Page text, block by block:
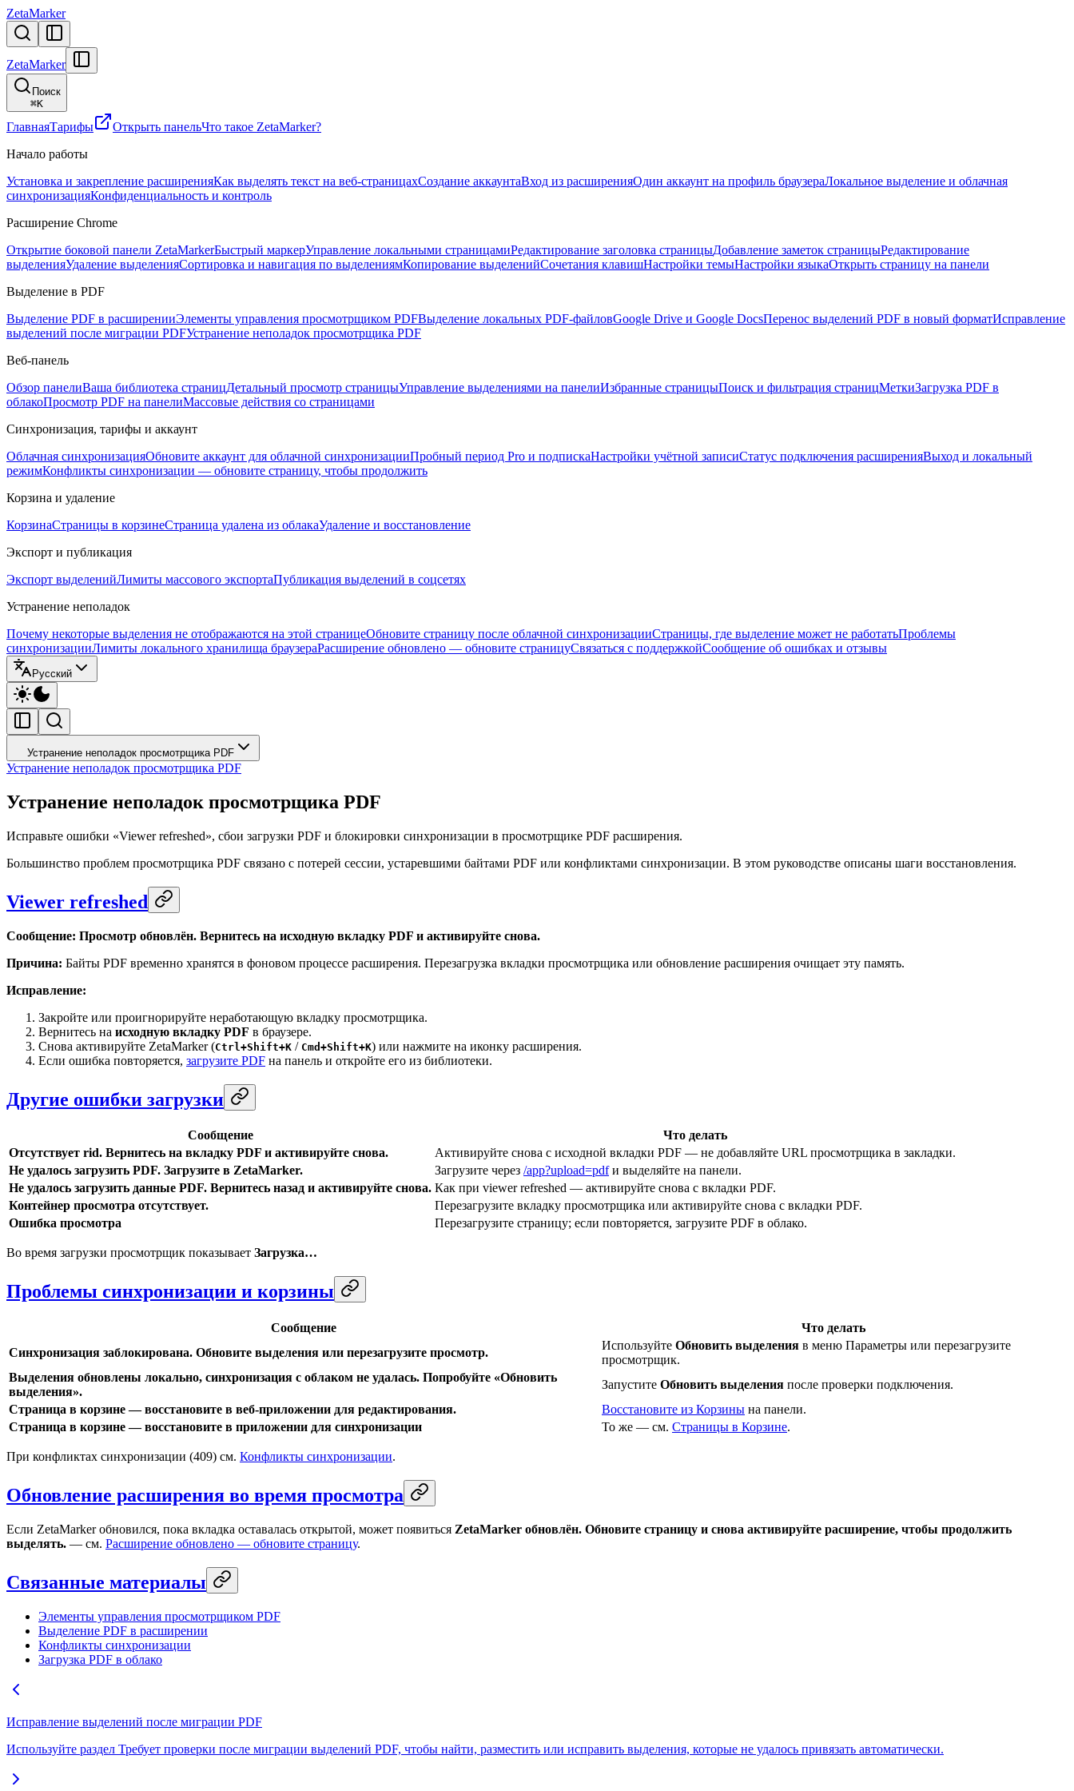
ZetaMarker
ZetaMarker
Поиск
⌘K
ГлавнаяТарифы Открыть панельЧто такое ZetaMarker?
Начало работы
Установка и закрепление расширенияКак выделять текст на веб-страницахСоздание аккаунтаВход из расширенияОдин аккаунт на профиль браузераЛокальное выделение и облачная
синхронизацияКонфиденциальность и контроль
Расширение Chrome
Открытие боковой панели ZetaMarkerБыстрый маркерУправление локальными страницамиРедактирование заголовка страницыДобавление заметок страницыРедактирование
выделенияУдаление выделенияСортировка и навигация по выделениямКопирование выделенийСочетания клавишНастройки темыНастройки языкаОткрыть страницу на панели
Выделение в PDF
Выделение PDF в расширенииЭлементы управления просмотрщиком PDFВыделение локальных PDF-файловGoogle Drive и Google DocsПеренос выделений PDF в новый форматИсправление
выделений после миграции PDFУстранение неполадок просмотрщика PDF
Веб-панель
Обзор панелиВаша библиотека страницДетальный просмотр страницыУправление выделениями на панелиИзбранные страницыПоиск и фильтрация страницМеткиЗагрузка PDF в
облакоПросмотр PDF на панелиМассовые действия со страницами
Синхронизация, тарифы и аккаунт
Облачная синхронизацияОбновите аккаунт для облачной синхронизацииПробный период Pro и подпискаНастройки учётной записиСтатус подключения расширенияВыход и локальный
режимКонфликты синхронизации — обновите страницу, чтобы продолжить
Корзина и удаление
КорзинаСтраницы в корзинеСтраница удалена из облакаУдаление и восстановление
Экспорт и публикация
Экспорт выделенийЛимиты массового экспортаПубликация выделений в соцсетях
Устранение неполадок
Почему некоторые выделения не отображаются на этой страницеОбновите страницу после облачной синхронизацииСтраницы, где выделение может не работатьПроблемы
синхронизацииЛимиты локального хранилища браузераРасширение обновлено — обновите страницуСвязаться с поддержкойСообщение об ошибках и отзывы
Русский
Устранение неполадок просмотрщика PDF
Устранение неполадок просмотрщика PDF
Устранение неполадок просмотрщика PDF
Исправьте ошибки «Viewer refreshed», сбои загрузки PDF и блокировки синхронизации в просмотрщике PDF расширения.
Большинство проблем просмотрщика PDF связано с потерей сессии, устаревшими байтами PDF или конфликтами синхронизации. В этом руководстве описаны шаги восстановления.
Viewer refreshed
Сообщение: Просмотр обновлён. Вернитесь на исходную вкладку PDF и активируйте снова.
Причина: Байты PDF временно хранятся в фоновом процессе расширения. Перезагрузка вкладки просмотрщика или обновление расширения очищает эту память.
Исправление:
Закройте или проигнорируйте неработающую вкладку просмотрщика.
Вернитесь на исходную вкладку PDF в браузере.
Снова активируйте ZetaMarker (Ctrl+Shift+K / Cmd+Shift+K) или нажмите на иконку расширения.
Если ошибка повторяется, загрузите PDF на панель и откройте его из библиотеки.
Другие ошибки загрузки
Сообщение
Что делать
Отсутствует rid. Вернитесь на вкладку PDF и активируйте снова.
Активируйте снова с исходной вкладки PDF — не добавляйте URL просмотрщика в закладки.
Не удалось загрузить PDF. Загрузите в ZetaMarker.
Загрузите через /app?upload=pdfи выделяйте на панели.
Не удалось загрузить данные PDF. Вернитесь назад и активируйте снова. Как при viewer refreshed — активируйте снова с вкладки PDF.
Контейнер просмотра отсутствует.
Перезагрузите вкладку просмотрщика или активируйте снова с вкладки PDF.
Ошибка просмотра
Перезагрузите страницу; если повторяется, загрузите PDF в облако.
Во время загрузки просмотрщик показывает Загрузка…
Проблемы синхронизации и корзины
Сообщение
Что делать
Синхронизация заблокирована. Обновите выделения или перезагрузите просмотр.
Используйте Обновить выделения в меню Параметры или перезагрузите
просмотрщик.
Выделения обновлены локально, синхронизация с облаком не удалась. Попробуйте «Обновить
выделения».
Запустите Обновить выделения после проверки подключения.
Страница в корзине — восстановите в веб-приложении для редактирования.
Восстановите из Корзины на панели.
Страница в корзине — восстановите в приложении для синхронизации
То же — см. Страницы в Корзине.
При конфликтах синхронизации (409) см. Конфликты синхронизации.
Обновление расширения во время просмотра
Если ZetaMarker обновился, пока вкладка оставалась открытой, может появиться ZetaMarker обновлён. Обновите страницу и снова активируйте расширение, чтобы продолжить
выделять. — см. Расширение обновлено — обновите страницу.
Связанные материалы
Элементы управления просмотрщиком PDF
Выделение PDF в расширении
Конфликты синхронизации
Загрузка PDF в облако
Исправление выделений после миграции PDF
Используйте раздел Требует проверки после миграции выделений PDF, чтобы найти, разместить или исправить выделения, которые не удалось привязать автоматически.